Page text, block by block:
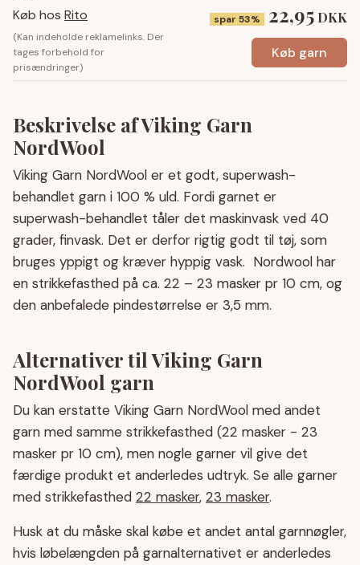
Køb hos Rito spar 53% 22,95 DKK
(Kan indeholde reklamelinks. Der
tages forbehold for
prisændringer)
Køb garn
Beskrivelse af Viking Garn
NordWool
Viking Garn NordWool er et godt, superwash-
behandlet garn i 100 % uld. Fordi garnet er
superwash-behandlet tåler det maskinvask ved 40
grader, finvask. Det er derfor rigtig godt til tøj, som
bruges yppigt og kræver hyppig vask. Nordwool har
en strikkefasthed på ca. 22 – 23 masker pr 10 cm, og
den anbefalede pindestørrelse er 3,5 mm.
Alternativer til Viking Garn
NordWool garn
Du kan erstatte Viking Garn NordWool med andet
garn med samme strikkefasthed (22 masker - 23
masker pr 10 cm), men nogle garner vil give det
færdige produkt et anderledes udtryk. Se alle garner
med strikkefasthed 22 masker, 23 masker.
Husk at du måske skal købe et andet antal garnnøgler,
hvis løbelængden på garnalternativet er anderledes